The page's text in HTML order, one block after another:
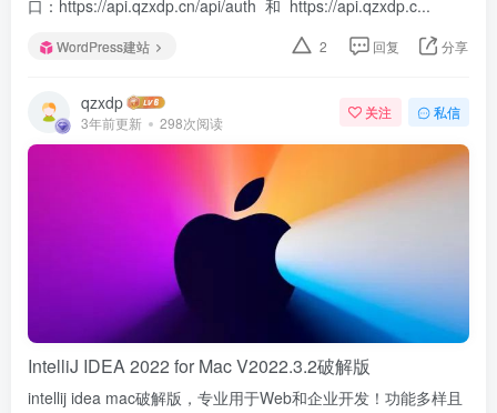
口：https://api.qzxdp.cn/api/auth 和 https://api.qzxdp.c...
WordPress建站 2 回复 分享
qzxdp
3年前更新 298次阅读
关注 私信
IntelliJ IDEA 2022 for Mac V2022.3.2破解版
intellij idea mac破解版，专业用于Web和企业开发！功能多样且